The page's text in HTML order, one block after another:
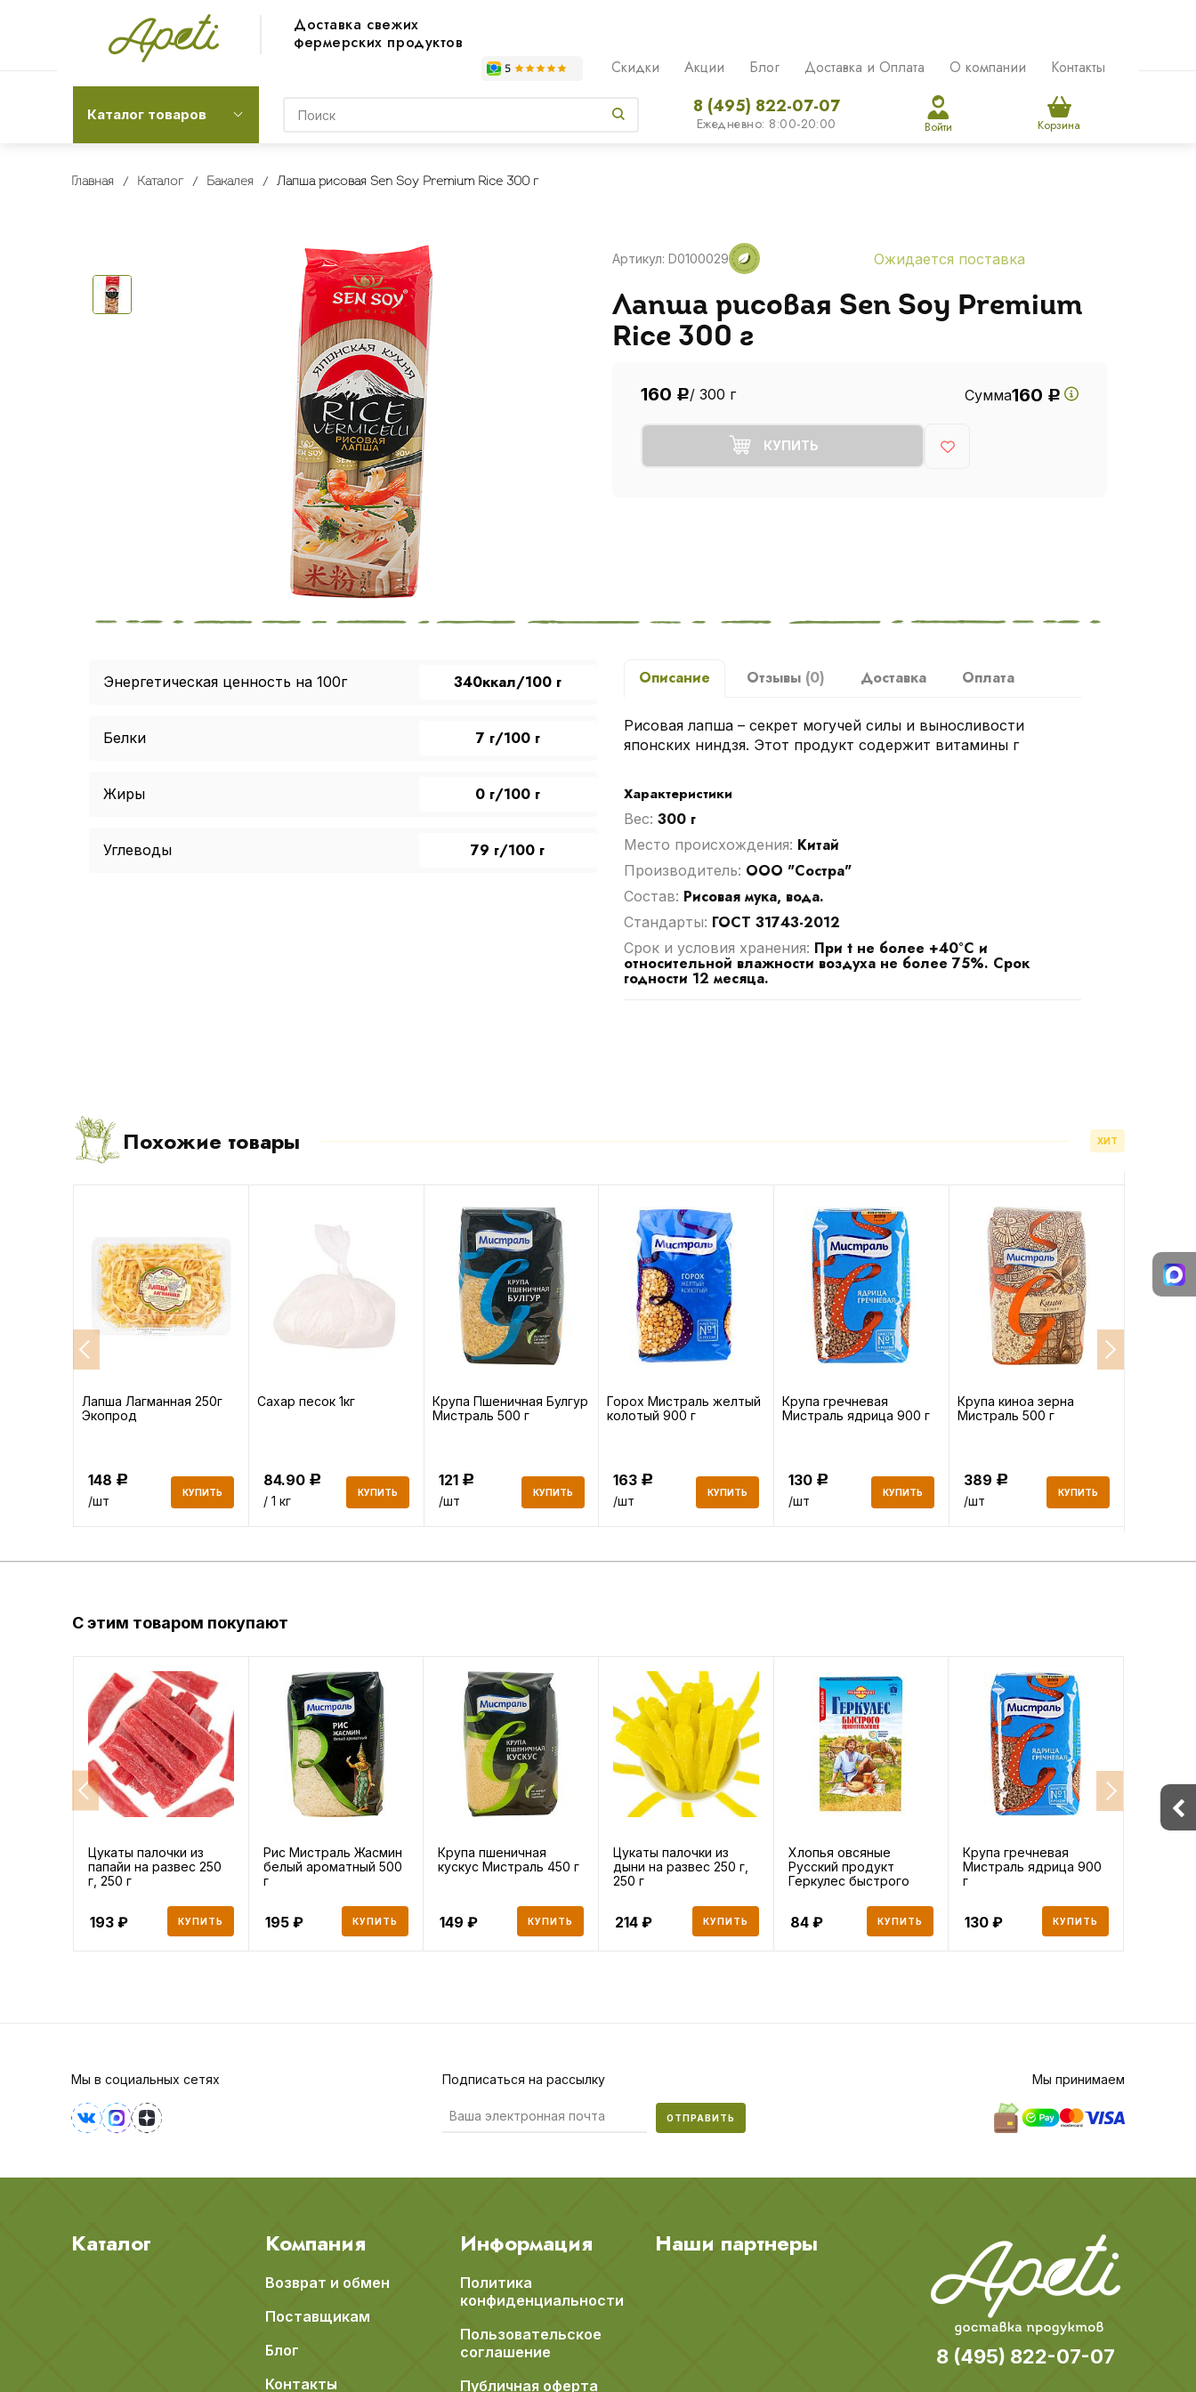
Доставка свежих
фермерских продуктов
Скидки Акции Блог Доставка и Оплата О компании Контакты
Каталог товаров 8 (495) 822-07-07
Ежедневно: 8:00-20:00 Войти Корзина
Главная Каталог Бакалея Лапша рисовая Sen Soy Premium Rice 300 г
Артикул: D0100029 Ожидается поставка
Лапша рисовая Sen Soy Premium
Rice 300 г
160 Р/ 300 г Сумма160 Р
КУПИТЬ
Энергетическая ценность на 100г 340ккал/100 г
Белки 7 г/100 г
Жиры 0 г/100 г
Углеводы 79 г/100 г
Описание Отзывы (0) Доставка Оплата
Рисовая лапша – секрет могучей силы и выносливости
японских ниндзя. Этот продукт содержит витамины г
Характеристики
Вес: 300 г
Место происхождения: Китай
Производитель: ООО "Состра"
Cостав: Рисовая мука, вода.
Стандарты: ГОСТ 31743-2012
Срок и условия хранения: При t не более +40°C и
относительной влажности воздуха не более 75%. Срок
годности 12 месяца.
Похожие товары ХИТ
Лапша Лагманная 250г
Экопрод
148 Р
/шт
КУПИТЬ
Сахар песок 1кг
84.90 Р
/ 1 кг
КУПИТЬ
Крупа Пшеничная Булгур
Мистраль 500 г
121 Р
/шт
КУПИТЬ
Горох Мистраль желтый
колотый 900 г
163 Р
/шт
КУПИТЬ
Крупа гречневая
Мистраль ядрица 900 г
130 Р
/шт
КУПИТЬ
Крупа киноа зерна
Мистраль 500 г
389 Р
/шт
КУПИТЬ
С этим товаром покупают
Цукаты палочки из
папайи на развес 250
г, 250 г
193 КУПИТЬ
Рис Мистраль Жасмин
белый ароматный 500
г
195 КУПИТЬ
Крупа пшеничная
кускус Мистраль 450 г
149 КУПИТЬ
Цукаты палочки из
дыни на развес 250 г,
250 г
214 КУПИТЬ
Хлопья овсяные
Русский продукт
Геркулес быстрого
84 КУПИТЬ
Крупа гречневая
Мистраль ядрица 900
г
130 КУПИТЬ
Мы в социальных сетях Подписаться на рассылку
ОТПРАВИТЬ
Мы принимаем
Каталог Компания
Возврат и обмен
Поставщикам
Блог
Контакты
Информация
Политика
конфиденциальности
Пользовательское
соглашение
Публичная оферта
Наши партнеры
8 (495) 822-07-07